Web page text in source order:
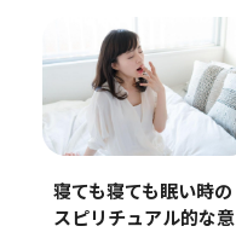
寝ても寝ても眠い時の
スピリチュアル的な意